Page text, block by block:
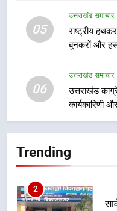
05
उत्तराखंड समाचार
राष्ट्रीय
बुनकरों और
06
उत्तराखंड समाचार
उत्तराखंड
कार्यकारिणी
Trending
1
3